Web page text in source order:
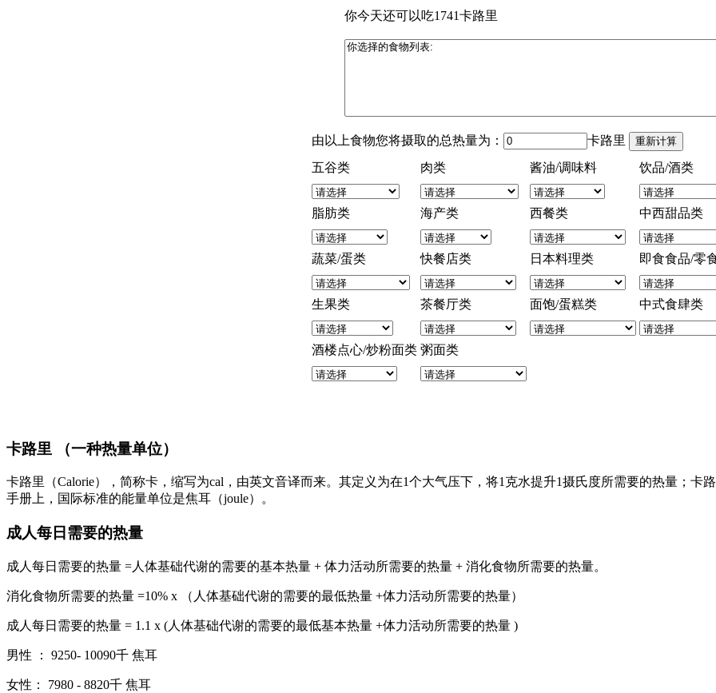
你今天还可以吃1741卡路里
由以上食物您将摄取的总热量为：
卡路里
五谷类
肉类 酱油/调味料 饮品/酒类
脂肪类 海产类 西餐类 中西甜品类
蔬菜/蛋类 快餐店类 日本料理类 即食食品/零
生果类 茶餐厅类 面饱/蛋糕类 中式食肆类
酒楼点心/炒粉面类 粥面类
卡路里 （一种热量单位）
卡路里（Calorie），简称卡，缩写为cal，由英文音译而来。其定义为在1个大气压下，将1克水提升1摄氏度所需要的热量；卡
手册上，国际标准的能量单位是焦耳（joule）。
成人每日需要的热量
成人每日需要的热量 =人体基础代谢的需要的基本热量 + 体力活动所需要的热量 + 消化食物所需要的热量。
消化食物所需要的热量 =10% x （人体基础代谢的需要的最低热量 +体力活动所需要的热量）
成人每日需要的热量 = 1.1 x (人体基础代谢的需要的最低基本热量 +体力活动所需要的热量 )
男性 ： 9250- 10090千 焦耳
女性： 7980 - 8820千 焦耳